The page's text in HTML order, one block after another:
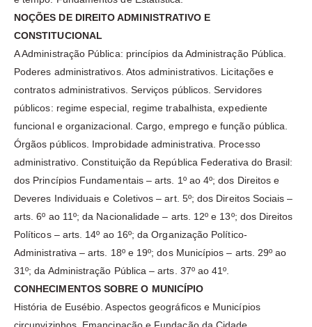
NOÇÕES DE DIREITO ADMINISTRATIVO E
CONSTITUCIONAL
A Administração Pública: princípios da Administração Pública.
Poderes administrativos. Atos administrativos. Licitações e
contratos administrativos. Serviços públicos. Servidores
públicos: regime especial, regime trabalhista, expediente
funcional e organizacional. Cargo, emprego e função pública.
Órgãos públicos. Improbidade administrativa. Processo
administrativo. Constituição da República Federativa do Brasil:
dos Princípios Fundamentais – arts. 1º ao 4º; dos Direitos e
Deveres Individuais e Coletivos – art. 5º; dos Direitos Sociais –
arts. 6º ao 11º; da Nacionalidade – arts. 12º e 13º; dos Direitos
Políticos – arts. 14º ao 16º; da Organização Político-
Administrativa – arts. 18º e 19º; dos Municípios – arts. 29º ao
31º; da Administração Pública – arts. 37º ao 41º.
CONHECIMENTOS SOBRE O MUNICÍPIO
História de Eusébio. Aspectos geográficos e Municípios